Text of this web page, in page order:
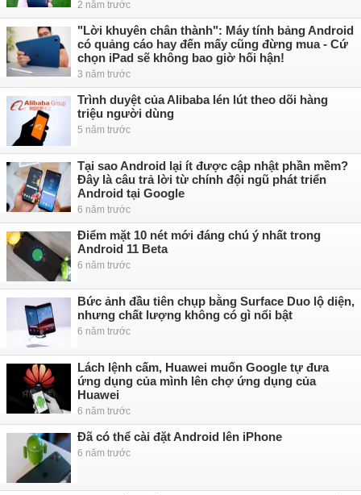
2 năm trước
"Lời khuyên chân thành": Máy tính bảng Android
có quảng cáo hay đến mấy cũng đừng mua - Cứ
chọn iPad sẽ không bao giờ hối hận!
3 năm trước
Trình duyệt của Alibaba lén lút theo dõi hàng
triệu người dùng
5 năm trước
Tại sao Android lại ít được cập nhật phần mềm?
Đây là câu trả lời từ chính đội ngũ phát triển
Android tại Google
6 năm trước
Điểm mặt 10 nét mới đáng chú ý nhất trong
Android 11 Beta
6 năm trước
Bức ảnh đầu tiên chụp bằng Surface Duo lộ diện,
nhưng chất lượng không có gì nổi bật
6 năm trước
Lách lệnh cấm, Huawei muốn Google tự đưa
ứng dụng của mình lên chợ ứng dụng của
Huawei
6 năm trước
Đã có thể cài đặt Android lên iPhone
6 năm trước